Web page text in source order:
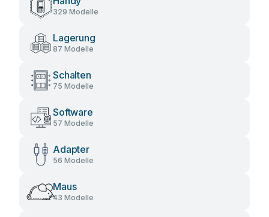
329 Modelle
Lagerung
87 Modelle
Schalten
75 Modelle
Software
57 Modelle
Adapter
56 Modelle
Maus
43 Modelle